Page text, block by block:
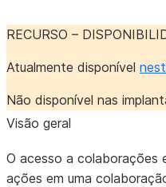
RECURSO –
Atualmente disponível
Não disponível nas
Visão geral
O acesso a colaborações
ações em uma